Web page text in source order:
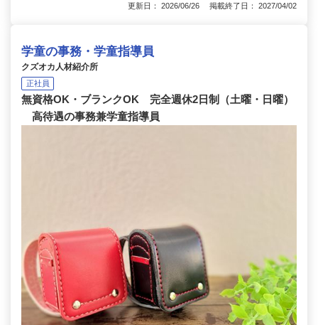
更新日： 2026/06/26 掲載終了日： 2027/04/02
学童の事務・学童指導員
クズオカ人材紹介所
正社員
無資格OK・ブランクOK 完全週休2日制（土曜・日曜）
高待遇の事務兼学童指導員